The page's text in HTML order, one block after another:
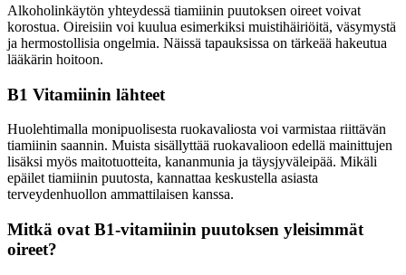
Alkoholinkäytön yhteydessä tiamiinin puutoksen oireet voivat
korostua. Oireisiin voi kuulua esimerkiksi muistihäiriöitä, väsymystä
ja hermostollisia ongelmia. Näissä tapauksissa on tärkeää hakeutua
lääkärin hoitoon.
B1 Vitamiinin lähteet
Huolehtimalla monipuolisesta ruokavaliosta voi varmistaa riittävän
tiamiinin saannin. Muista sisällyttää ruokavalioon edellä mainittujen
lisäksi myös maitotuotteita, kananmunia ja täysjyväleipää. Mikäli
epäilet tiamiinin puutosta, kannattaa keskustella asiasta
terveydenhuollon ammattilaisen kanssa.
Mitkä ovat B1-vitamiinin puutoksen yleisimmät
oireet?